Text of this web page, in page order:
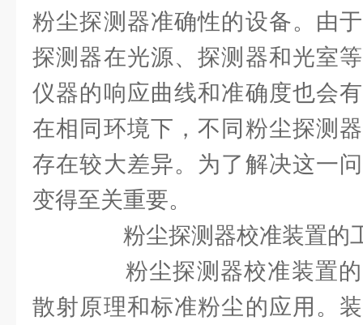
粉尘探测器准确性的设备。由
探测器在光源、探测器和光室
仪器的响应曲线和准确度也会
在相同环境下，不同粉尘探测
存在较大差异。为了解决这一
变得至关重要。
粉尘探测器校准装置的
粉尘探测器校准装置的
散射原理和标准粉尘的应用。